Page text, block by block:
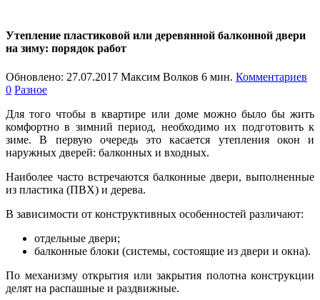
Утепление пластиковой или деревянной балконной двери
на зиму: порядок работ
Обновлено: 27.07.2017 Максим Волков 6 мин. Комментариев
0 Разное
Для того чтобы в квартире или доме можно было бы жить
комфортно в зимний период, необходимо их подготовить к
зиме. В первую очередь это касается утепления окон и
наружных дверей: балконных и входных.
Наиболее часто встречаются балконные двери, выполненные
из пластика (ПВХ) и дерева.
В зависимости от конструктивных особенностей различают:
отдельные двери;
балконные блоки (системы, состоящие из двери и окна).
По механизму открытия или закрытия полотна конструкции
делят на распашные и раздвижные.